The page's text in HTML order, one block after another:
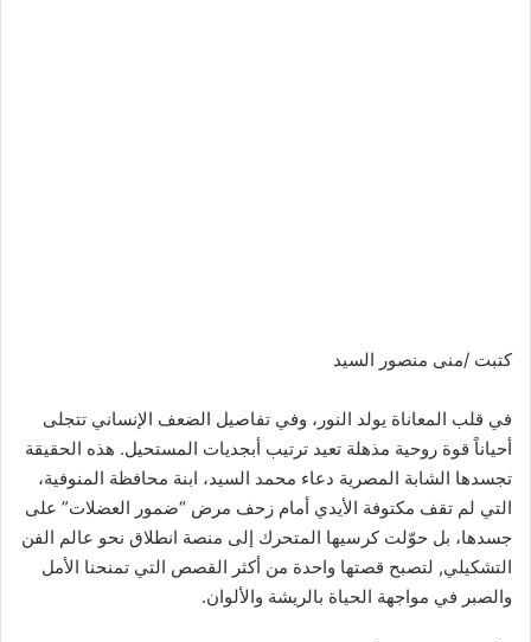
كتبت /منى منصور السيد
في قلب المعاناة يولد النور، وفي تفاصيل الضعف الإنساني تتجلى
أحياناً قوة روحية مذهلة تعيد ترتيب أبجديات المستحيل. هذه الحقيقة
تجسدها الشابة المصرية دعاء محمد السيد، ابنة محافظة المنوفية،
التي لم تقف مكتوفة الأيدي أمام زحف مرض “ضمور العضلات” على
جسدها، بل حوّلت كرسيها المتحرك إلى منصة انطلاق نحو عالم الفن
التشكيلي, لتصبح قصتها واحدة من أكثر القصص التي تمنحنا الأمل
والصبر في مواجهة الحياة بالريشة والألوان.